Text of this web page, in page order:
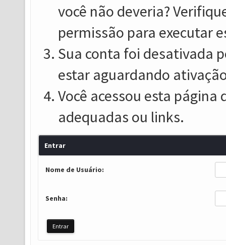
você não deveria?
permissão para executar
Sua conta foi desativada
estar aguardando
Você acessou esta
adequadas ou links.
Entrar
Nome de Usuário:
Senha: